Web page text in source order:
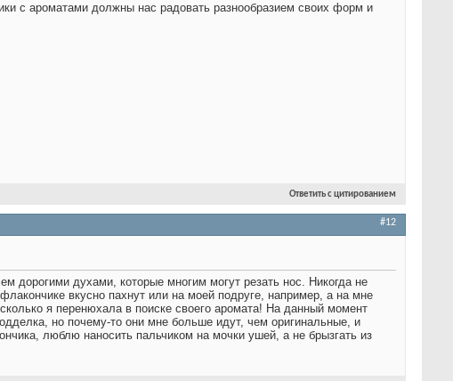
с ароматами должны нас радовать разнообразием своих форм и
Ответить с цитированием
#12
дорогими духами, которые многим могут резать нос. Никогда не
вкусно пахнут или на моей подруге, например, а на мне
я перенюхала в поиске своего аромата! На данный момент
но почему-то они мне больше идут, чем оригинальные, и
люблю наносить пальчиком на мочки ушей, а не брызгать из